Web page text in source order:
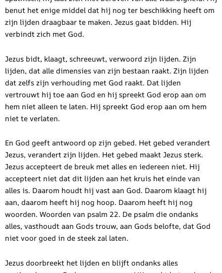
benut het enige middel dat hij nog ter beschikking heeft om
zijn lijden draagbaar te maken. Jezus gaat bidden. Hij
verbindt zich met God.
Jezus bidt, klaagt, schreeuwt, verwoord zijn lijden. Zijn
lijden, dat alle dimensies van zijn bestaan raakt. Zijn lijden
dat zelfs zijn verhouding met God raakt. Dat lijden
vertrouwt hij toe aan God en hij spreekt God erop aan om
hem niet alleen te laten. Hij spreekt God erop aan om hem
niet te verlaten.
En God geeft antwoord op zijn gebed. Het gebed verandert
Jezus, verandert zijn lijden. Het gebed maakt Jezus sterk.
Jezus accepteert de breuk met alles en iedereen niet. Hij
accepteert niet dat dit lijden aan het kruis het einde van
alles is. Daarom houdt hij vast aan God. Daarom klaagt hij
aan, daarom heeft hij nog hoop. Daarom heeft hij nog
woorden. Woorden van psalm 22. De psalm die ondanks
alles, vasthoudt aan Gods trouw, aan Gods belofte, dat God
niet voor goed in de steek zal laten.
Jezus doorbreekt het lijden en blijft ondanks alles